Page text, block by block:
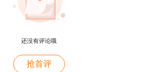
案，是综合应急预案的组成部分，
的附件。
案
还没有评论哦
抢首评